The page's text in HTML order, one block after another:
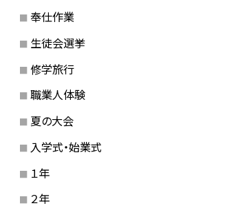
奉仕作業
生徒会選挙
修学旅行
職業人体験
夏の大会
入学式・始業式
１年
２年